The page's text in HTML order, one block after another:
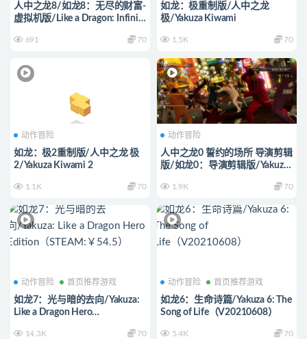
人中之龙8/如龙8：无尽的财富-
虚拟机版/Like a Dragon: Infinite
691 70
如龙：极重制版/人中之龙
极/Yakuza Kiwami
1.5K 70
动作冒险
如龙：极2重制版/人中之龙 极
2/Yakuza Kiwami 2
1.1K 70
动作冒险
人中之龙0 誓约的场所 导演剪辑
版/如龙0：导演剪辑版/Yakuza
1.9K 70
动作冒险 首页推荐游戏
如龙7：光与暗的去向/Yakuza:
Like a Dragon Hero
14.3K 70
动作冒险 首页推荐游戏
如龙6：生命诗篇/Yakuza 6: The
Song of Life（V20210608）
5.4K 70